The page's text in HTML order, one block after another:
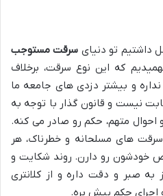
داشتیم تو دنیای سرقت مستوجب
که این نوع سرقت، برخلاف
و بیشتر دزدی های جامعه ما
نیست و قانون گذار با توجه به
احوال متهم، حکم رو صادر می کنه.
های مسلحانه و خطرناک، هر
خودشون رو دارن. روند شکایت و
به صبر و دقت داره و از کلانتری
اجرای حکم پیش بره.